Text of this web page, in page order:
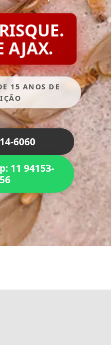
AJAX.
15 ANOS DE
6060
11 94153-